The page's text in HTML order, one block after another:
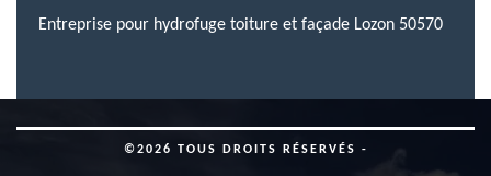
Entreprise pour hydrofuge toiture et façade Lozon 50570
©2026 TOUS DROITS RÉSERVÉS -